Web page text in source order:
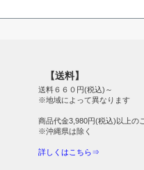
【送料】
送料６６０円(税込)～
※地域によって異なります
商品代金3,980円(税込)以上の
※沖縄県は除く
詳しくはこちら⇒